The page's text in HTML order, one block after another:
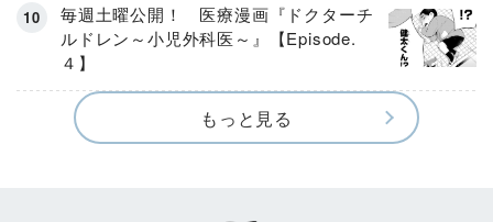
毎週土曜公開！ 医療漫画『ドクターチ
ルドレン～小児外科医～』【Episode.
４】
もっと見る